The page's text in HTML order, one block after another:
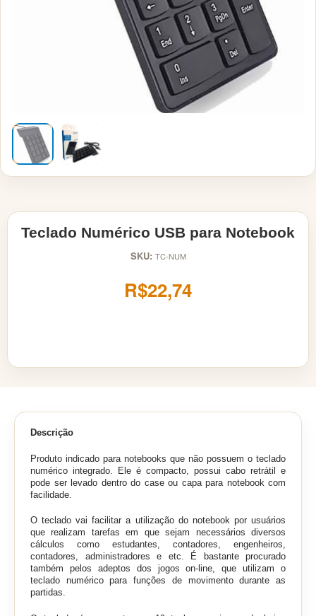
Teclado Numérico USB para Notebook
SKU: TC-NUM
R$22,74
Descrição
Produto indicado para notebooks que não possuem o teclado
numérico integrado. Ele é compacto, possui cabo retrátil e
pode ser levado dentro do case ou capa para notebook com
facilidade.
O teclado vai facilitar a utilização do notebook por usuários
que realizam tarefas em que sejam necessários diversos
cálculos como estudantes, contadores, engenheiros,
contadores, administradores e etc. É bastante procurado
também pelos adeptos dos jogos on-line, que utilizam o
teclado numérico para funções de movimento durante as
partidas.